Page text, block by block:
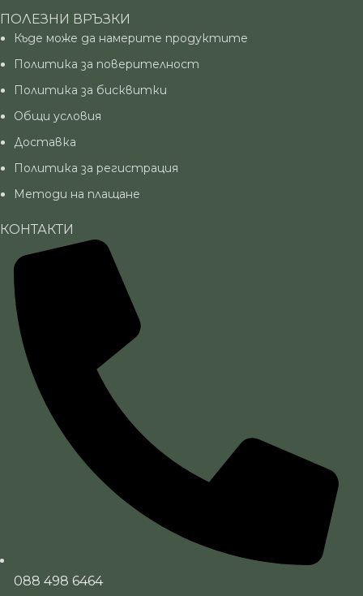
ПОЛЕЗНИ ВРЪЗКИ
Къде може да намерите продуктите
Политика за поверителност
Политика за бисквитки
Общи условия
Доставка
Политика за регистрация
Методи на плащане
КОНТАКТИ
088 498 6464